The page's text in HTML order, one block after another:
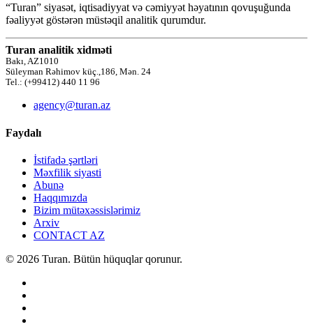
“Turan” siyasət, iqtisadiyyat və cəmiyyət həyatının qovuşuğunda
fəaliyyət göstərən müstəqil analitik qurumdur.
Turan analitik xidməti
Bakı, AZ1010
Süleyman Rəhimov küç.,186, Mən. 24
Tel.: (+99412) 440 11 96
agency@turan.az
Faydalı
İstifadə şərtləri
Məxfilik siyasti
Abunə
Haqqımızda
Bizim mütəxəssislərimiz
Arxiv
CONTACT AZ
© 2026 Turan. Bütün hüquqlar qorunur.